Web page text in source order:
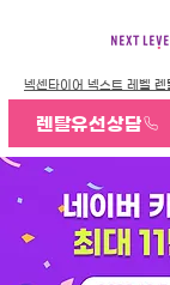
넥센타이어 넥스트 레벨 렌
렌탈유선상담